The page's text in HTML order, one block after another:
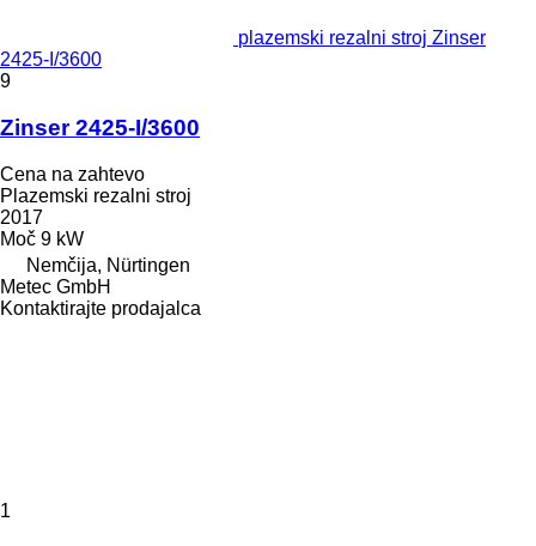
plazemski rezalni stroj Zinser
2425-I/3600
9
Zinser 2425-I/3600
Cena na zahtevo
Plazemski rezalni stroj
2017
Moč 9 kW
Nemčija, Nürtingen
Metec GmbH
Kontaktirajte prodajalca
1